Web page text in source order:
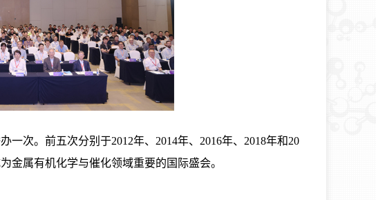
次。前五次分别于2012年、2014年、2016年、2018年和20
金属有机化学与催化领域重要的国际盛会。